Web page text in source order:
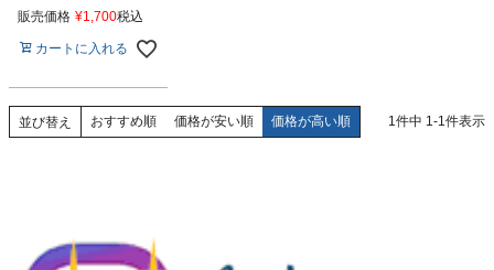
販売価格 ¥1,700税込
カートに入れる
並び替え おすすめ順 価格が安い順 価格が高い順 1件中 1-1件表示